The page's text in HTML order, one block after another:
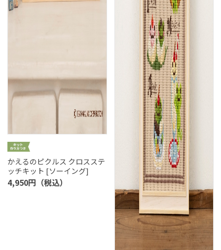
かえるのピクルス クロスステ
ッチキット [ソーイング]
4,950円（税込）